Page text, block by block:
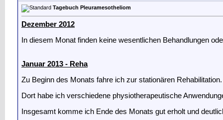
Tagebuch Pleuramesotheliom
Dezember 2012
In diesem Monat finden keine wesentlichen Behandlungen
Januar 2013 - Reha
Zu Beginn des Monats fahre ich zur stationären Rehabilitation.
Dort habe ich verschiedene physiotherapeutische
Insgesamt komme ich Ende des Monats gut erholt und